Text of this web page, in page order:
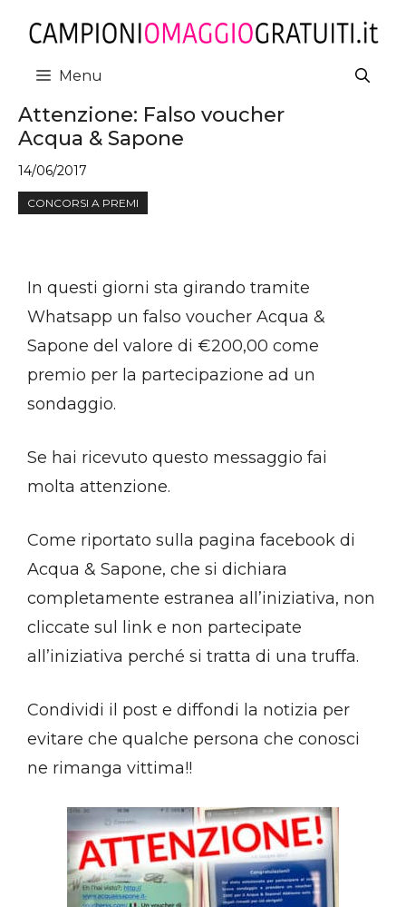
contenuto
Menu
Attenzione: Falso voucher
Acqua & Sapone
14/06/2017
CONCORSI A PREMI
In questi giorni sta girando tramite
Whatsapp un falso voucher Acqua &
Sapone del valore di €200,00 come
premio per la partecipazione ad un
sondaggio.
Se hai ricevuto questo messaggio fai
molta attenzione.
Come riportato sulla pagina facebook di
Acqua & Sapone, che si dichiara
completamente estranea all’iniziativa, non
cliccate sul link e non partecipate
all’iniziativa perché si tratta di una truffa.
Condividi il post e diffondi la notizia per
evitare che qualche persona che conosci
ne rimanga vittima!!